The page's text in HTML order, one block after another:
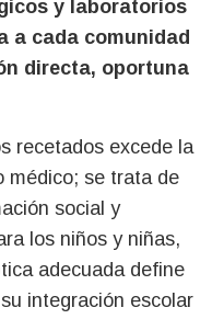
y laboratorios
a cada comunidad
directa, oportuna
recetados excede la
médico; se trata de
social y
los niños y niñas,
adecuada define
integración escolar